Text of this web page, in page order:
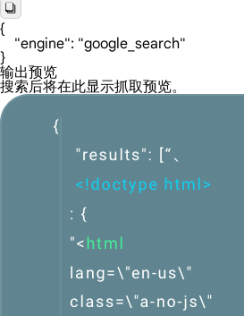
{
    "engine": "google_search"
}
输出预览
搜索后将在此显示抓取预览。